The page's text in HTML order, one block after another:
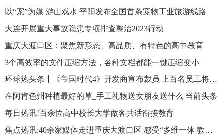
以“宠”为媒 游山戏水 平阳发布全国首条宠物工业旅游线路
大连开展重大事故隐患专项排查整治2023行动
重庆大渡口区：聚焦新形态、高品质、有特色的高中教育
3个高效率的文件压缩方法，各种文档都能一键压缩变小
环球热头条丨《帝国时代4》开发商宣布裁员 上百名员工将受影响
在阿肯色州种植最好的草_手工礼物送女朋友送什么 当前头条
每日热讯!百余位高中校长大学做客共话衔接教育
焦点热讯:40余家媒体走进重庆大渡口区 感受“多维一体 教育大渡”